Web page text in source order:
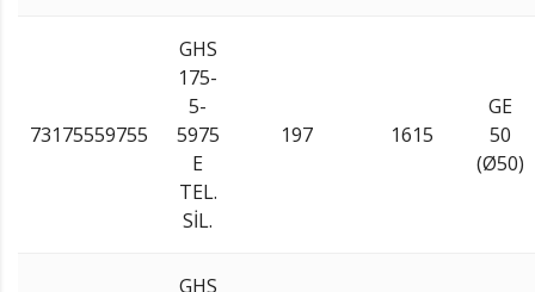
73175559755
GHS
175-
5-
5975
E
TEL.
SİL.
197 1615
GE
50
(Ø50)
GHS